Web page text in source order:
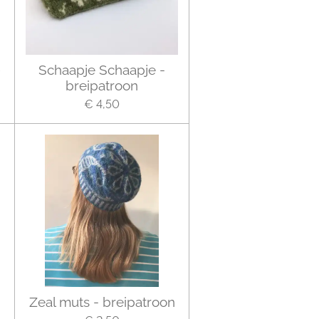
Schaapje Schaapje -
breipatroon
€ 4,50
Zeal muts - breipatroon